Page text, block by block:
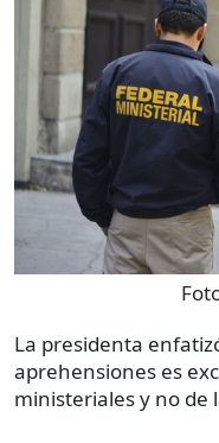
La presidenta
aprehensiones es
ministeriales y no de